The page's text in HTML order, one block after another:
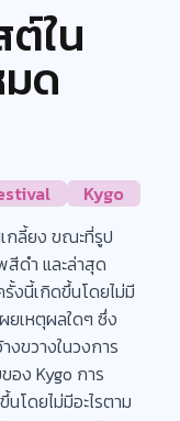
ใน
ด
Kygo
กลี้ยง ขณะที่รูป
ดำ และล่าสุด
งนี้เกิดขึ้นโดยไม่มี
ยเหตุผลใดๆ ซึ่ง
งขวางในวงการ
อง Kygo การ
นโดยไม่มีอะไรตาม